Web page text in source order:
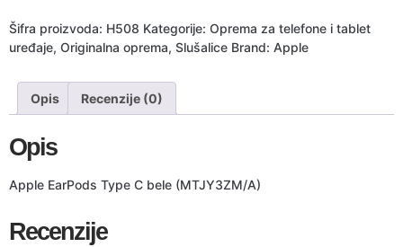
Šifra proizvoda: H508 Kategorije: Oprema za telefone i tablet
uređaje, Originalna oprema, Slušalice Brand: Apple
Opis Recenzije (0)
Opis
Apple EarPods Type C bele (MTJY3ZM/A)
Recenzije